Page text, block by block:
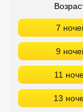
7
9
11
13